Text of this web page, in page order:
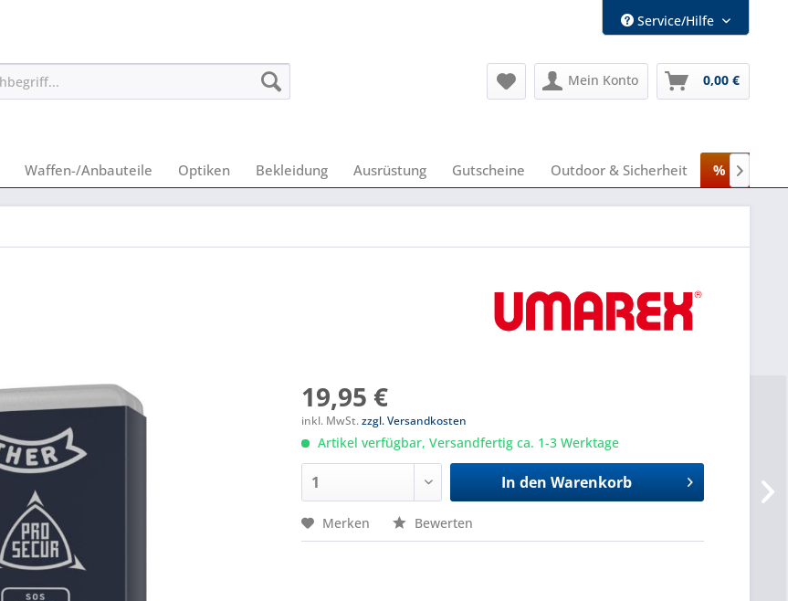
Service/Hilfe
Mein Konto 0,00 €
Waffen-/Anbauteile Optiken Bekleidung Ausrüstung Gutscheine Outdoor & Sicherheit % Sale %

19,95 €
inkl. MwSt.zzgl. Versandkosten
Artikel verfügbar, Versandfertig ca. 1-3 Werktage
In den Warenkorb
Merken Bewerten